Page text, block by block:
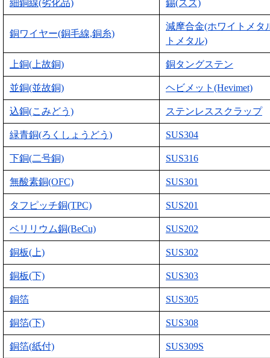
細銅線(劣化品) 錫(スズ)
銅ワイヤー(銅毛線,銅糸)
減摩合金(ホワイトメタ
トメタル)
上銅(上故銅) 銅タングステン
並銅(並故銅) ヘビメット(Hevimet)
込銅(こみどう) ステンレススクラップ
緑青銅(ろくしょうどう) SUS304
下銅(二号銅) SUS316
無酸素銅(OFC) SUS301
タフピッチ銅(TPC) SUS201
ベリリウム銅(BeCu) SUS202
銅板(上) SUS302
銅板(下) SUS303
銅箔 SUS305
銅箔(下) SUS308
銅箔(紙付) SUS309S